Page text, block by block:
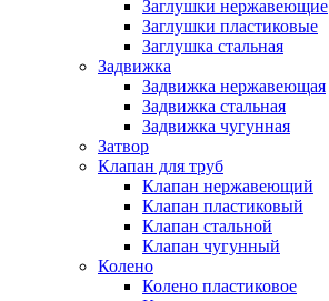
Заглушки нержавеющие
Заглушки пластиковые
Заглушка стальная
Задвижка
Задвижка нержавеющая
Задвижка стальная
Задвижка чугунная
Затвор
Клапан для труб
Клапан нержавеющий
Клапан пластиковый
Клапан стальной
Клапан чугунный
Колено
Колено пластиковое